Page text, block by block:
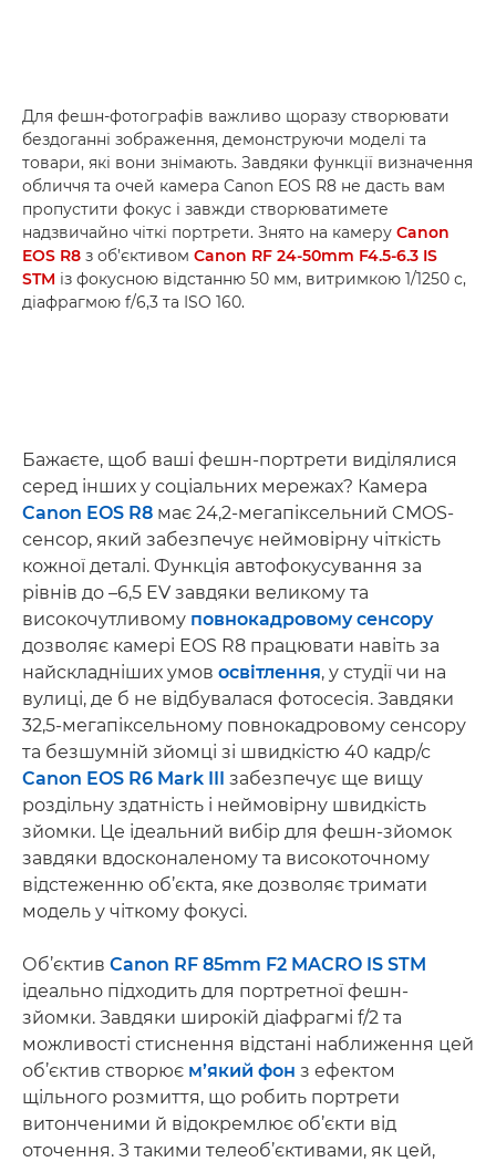
Для фешн-фотографів важливо щоразу створювати
бездоганні зображення, демонструючи моделі та
товари, які вони знімають. Завдяки функції визначення
обличчя та очей камера Canon EOS R8 не дасть вам
пропустити фокус і завжди створюватимете
надзвичайно чіткі портрети. Знято на камеру Canon
EOS R8 з об’єктивом Canon RF 24-50mm F4.5-6.3 IS
STM із фокусною відстанню 50 мм, витримкою 1/1250 с,
діафрагмою f/6,3 та ISO 160.
Бажаєте, щоб ваші фешн-портрети виділялися
серед інших у соціальних мережах? Камера
Canon EOS R8 має 24,2-мегапіксельний CMOS-
сенсор, який забезпечує неймовірну чіткість
кожної деталі. Функція автофокусування за
рівнів до –6,5 EV завдяки великому та
високочутливому повнокадровому сенсору
дозволяє камері EOS R8 працювати навіть за
найскладніших умов освітлення, у студії чи на
вулиці, де б не відбувалася фотосесія. Завдяки
32,5-мегапіксельному повнокадровому сенсору
та безшумній зйомці зі швидкістю 40 кадр/с
Canon EOS R6 Mark III забезпечує ще вищу
роздільну здатність і неймовірну швидкість
зйомки. Це ідеальний вибір для фешн-зйомок
завдяки вдосконаленому та високоточному
відстеженню об’єкта, яке дозволяє тримати
модель у чіткому фокусі.
Об’єктив Canon RF 85mm F2 MACRO IS STM
ідеально підходить для портретної фешн-
зйомки. Завдяки широкій діафрагмі f/2 та
можливості стиснення відстані наближення цей
об’єктив створює м’який фон з ефектом
щільного розмиття, що робить портрети
витонченими й відокремлює об’єкти від
оточення. З такими телеоб’єктивами, як цей,